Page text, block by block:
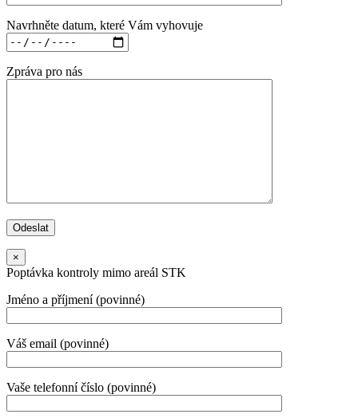
Navrhněte datum, které Vám vyhovuje
Zpráva pro nás
×
Poptávka kontroly mimo areál STK
Jméno a příjmení (povinné)
Váš email (povinné)
Vaše telefonní číslo (povinné)